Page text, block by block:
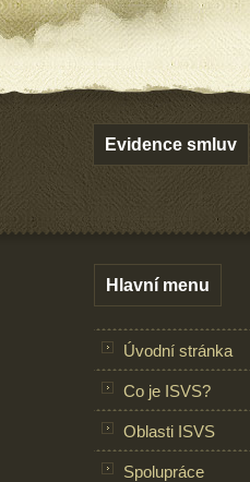
Evidence smluv
Hlavní menu
Úvodní stránka
Co je ISVS?
Oblasti ISVS
Spolupráce